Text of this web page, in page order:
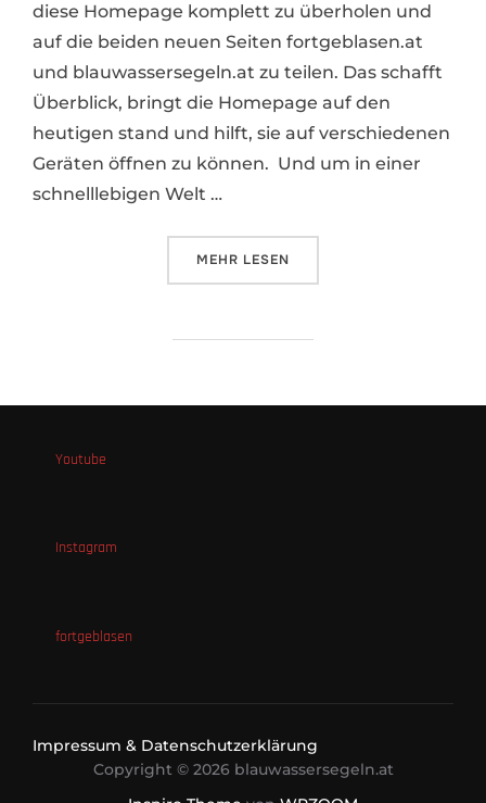
diese Homepage komplett zu überholen und
auf die beiden neuen Seiten fortgeblasen.at
und blauwassersegeln.at zu teilen. Das schafft
Überblick, bringt die Homepage auf den
heutigen stand und hilft, sie auf verschiedenen
Geräten öffnen zu können. Und um in einer
schnelllebigen Welt …
MEHR ÜBER „REVIERINFOS
LESEN
Youtube
Instagram
fortgeblasen
Impressum & Datenschutzerklärung
Copyright © 2026 blauwassersegeln.at